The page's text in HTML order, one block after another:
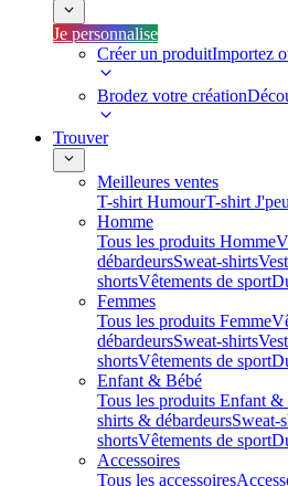
Je personnalise
Créer un produitImportez
Brodez votre création
Trouver
Meilleures ventes
T-shirt HumourT-shirt
Homme
Tous les produits Homme
débardeursSweat-shirts
shortsVêtements de sport
Femmes
Tous les produits Femme
débardeursSweat-shirts
shortsVêtements de sport
Enfant & Bébé
Tous les produits Enfant &
shirts & débardeursSweat-
shortsVêtements de sport
Accessoires
Tous les accessoires